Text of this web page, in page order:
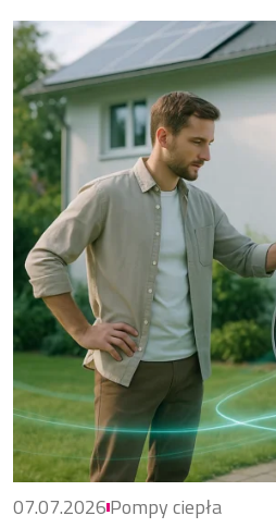
07.07.2026Pompy ciepła